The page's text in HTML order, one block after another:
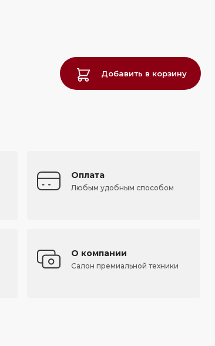
Добавить в корзину
Оплата
Любым удобным способом
О компании
Салон премиальной техники